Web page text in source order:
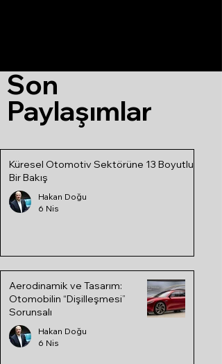
Son
Paylaşımlar
Küresel Otomotiv Sektörüne 13 Boyutlu
Bir Bakış
Hakan Doğu
6 Nis
Aerodinamik ve Tasarım:
Otomobilin “Dişilleşmesi”
Sorunsalı
Hakan Doğu
6 Nis